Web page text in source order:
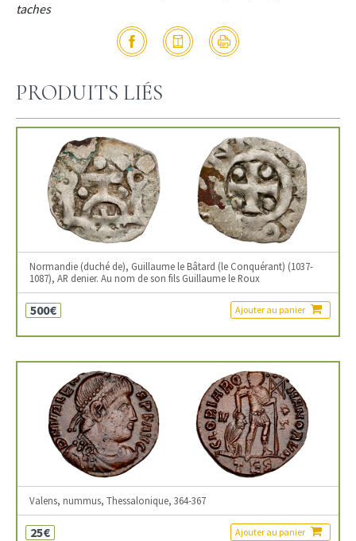
taches
PRODUITS LIÉS
Normandie (duché de), Guillaume le Bâtard (le Conquérant) (1037-
1087), AR denier. Au nom de son fils Guillaume le Roux
500€ Ajouter au panier
Valens, nummus, Thessalonique, 364-367
25€ Ajouter au panier